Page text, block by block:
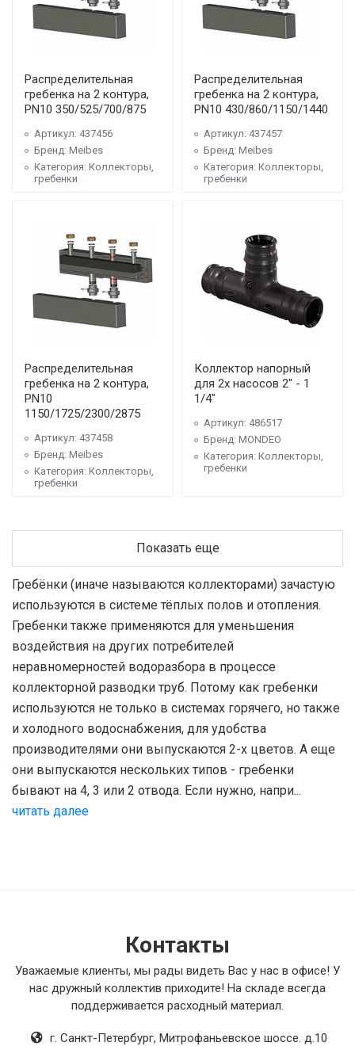
Распределительная
гребенка на 2 контура,
PN10 350/525/700/875
Артикул: 437456
Бренд: Meibes
Категория: Коллекторы,
гребенки
Распределительная
гребенка на 2 контура,
PN10 430/860/1150/1440
Артикул: 437457
Бренд: Meibes
Категория: Коллекторы,
гребенки
Распределительная
гребенка на 2 контура,
PN10
1150/1725/2300/2875
Артикул: 437458
Бренд: Meibes
Категория: Коллекторы,
гребенки
Коллектор напорный
для 2х насосов 2" - 1
1/4"
Артикул: 486517
Бренд: MONDEO
Категория: Коллекторы,
гребенки
Показать еще
Гребёнки (иначе называются коллекторами) зачастую
используются в системе тёплых полов и отопления.
Гребенки также применяются для уменьшения
воздействия на других потребителей
неравномерностей водоразбора в процессе
коллекторной разводки труб. Потому как гребенки
используются не только в системах горячего, но также
и холодного водоснабжения, для удобства
производителями они выпускаются 2-х цветов. А еще
они выпускаются нескольких типов - гребенки
бывают на 4, 3 или 2 отвода. Если нужно, напри...
читать далее
Контакты
Уважаемые клиенты, мы рады видеть Вас у нас в офисе! У
нас дружный коллектив приходите! На складе всегда
поддерживается расходный материал.
г. Санкт-Петербург, Митрофаньевское шоссе. д.10